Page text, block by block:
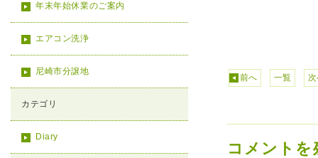
年末年始休業のご案内
エアコン洗浄
尼崎市分譲地
カテゴリ
Diary
前へ 一覧
コメントを